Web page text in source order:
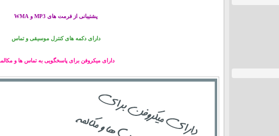
پشتیبانی از فرمت های MP3 و WMA
دارای دکمه های کنترل موسیقی و تماس
دارای میکروفن برای پاسخگویی به تماس ها و